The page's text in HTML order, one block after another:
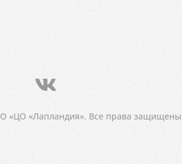
«ЦО «Лапландия». Все права